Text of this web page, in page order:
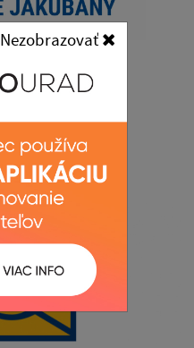
Nezobrazovať